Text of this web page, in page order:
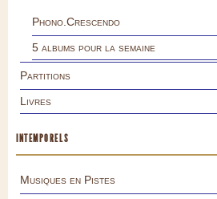
Phono.Crescendo
5 albums pour la semaine
Partitions
Livres
INTEMPORELS
Musiques en Pistes